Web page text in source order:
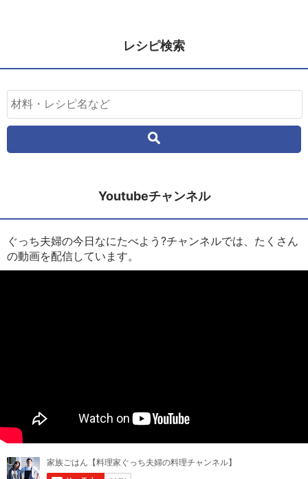
レシピ検索
Youtubeチャンネル
ぐっち夫婦の今日なにたべよう?チャンネルでは、たくさん
の動画を配信しています。